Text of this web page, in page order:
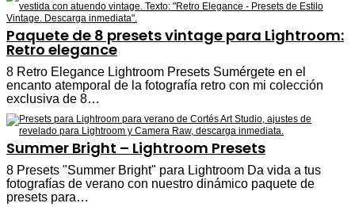
Paquete de 8 presets vintage para Lightroom:
Retro elegance
8 Retro Elegance Lightroom Presets Sumérgete en el
encanto atemporal de la fotografía retro con mi colección
exclusiva de 8…
Summer Bright – Lightroom Presets
8 Presets "Summer Bright" para Lightroom Da vida a tus
fotografías de verano con nuestro dinámico paquete de
presets para…